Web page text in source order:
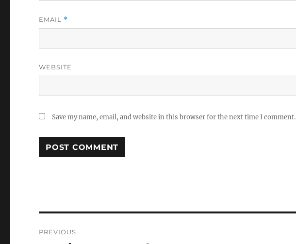
EMAIL *
WEBSITE
Save my name, email, and website in this browser for the next time I comment.
PREVIOUS